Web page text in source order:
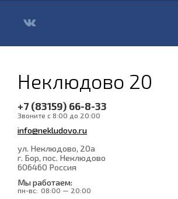
Неклюдово 20
+7 (83159) 66-8-33
Звоните с 8:00 до 20:00
info@nekludovo.ru
ул. Неклюдово, 20а
г. Бор, пос. Неклюдово
606460 Россия
Мы работаем:
пн-вс: 08:00 — 20:00